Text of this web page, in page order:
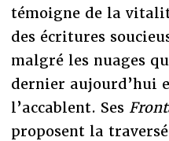
témoigne de la
des écritures
malgré les nuages
dernier aujourd’hui
l’accablent. Ses
proposent la